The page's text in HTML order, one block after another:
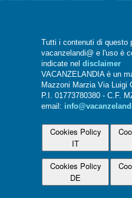
Tutti i contenuti di questo
vacanzelandi@ e l'uso è
indicate nel disclaimer
VACANZELANDIA è un
Mazzoni Marzia Via Luigi
P.I. 01773780380 - C.F.
email:
Cookies Policy
IT
Cookies Policy
DE